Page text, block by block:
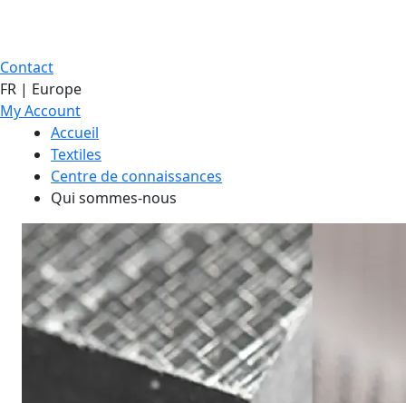
Contact
FR | Europe
My Account
Accueil
Textiles
Centre de connaissances
Qui sommes-nous